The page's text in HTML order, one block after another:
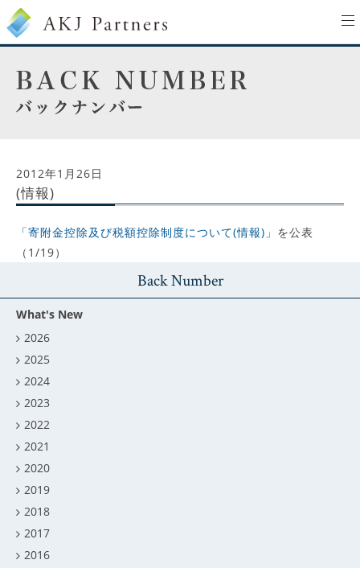
2012年1月26日
(情報)
「寄附金控除及び税額控除制度について(情報)」 を公表
（1/19）
Back Number
What's New
2026
2025
2024
2023
2022
2021
2020
2019
2018
2017
2016